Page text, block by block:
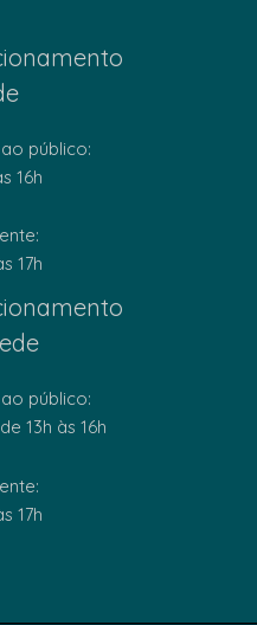
público:
16h
17h
público:
13h às 16h
17h